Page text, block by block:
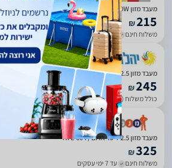
מעבד מזון Gold Line ATL-604 700W
₪215
משלוח חינם עד 7 ימי עסקים
1
(
45
)
מעבד מזון 2.5 ליטר אדום / ATL-604
₪245
כולל משלוח (25 ₪) עד 7 ימי עסקים
4.2
(
145
)
מעבד מזון 2.5 ליטר אדום / ATL-604
₪325
משלוח חינם עד 7 ימי עסקים